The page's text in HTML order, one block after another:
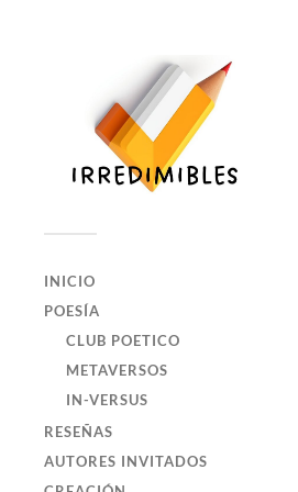
INICIO
POESÍA
CLUB POETICO
METAVERSOS
IN-VERSUS
RESEÑAS
AUTORES INVITADOS